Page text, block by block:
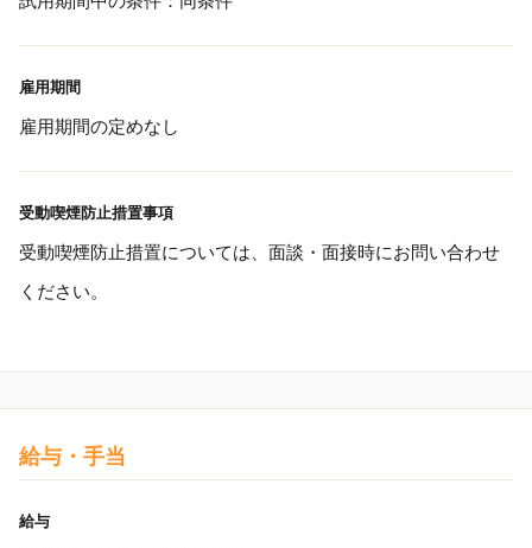
雇用期間
雇用期間の定めなし
受動喫煙防止措置事項
受動喫煙防止措置については、面談・面接時にお問い合わせ
ください。
給与・手当
給与